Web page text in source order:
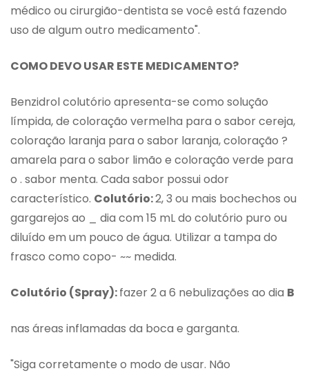
médico ou cirurgião-dentista se você está fazendo
uso de algum outro medicamento".
COMO DEVO USAR ESTE MEDICAMENTO?
Benzidrol colutório apresenta-se como solução
límpida, de coloração vermelha para o sabor cereja,
coloração laranja para o sabor laranja, coloração ?
amarela para o sabor limão e coloração verde para
o . sabor menta. Cada sabor possui odor
característico. Colutório:2, 3 ou mais bochechos ou
gargarejos ao _ dia com 15 mL do colutório puro ou
diluído em um pouco de água. Utilizar a tampa do
frasco como copo- ~~ medida.
Colutório (Spray):fazer 2 a 6 nebulizações ao dia B
nas áreas inflamadas da boca e garganta.
"Siga corretamente o modo de usar. Não